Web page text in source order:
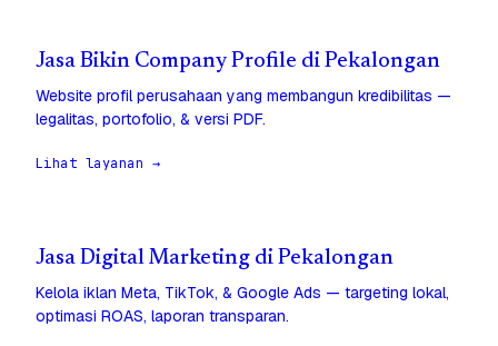
Jasa Bikin Company Profile di Pekalongan
Website profil perusahaan yang membangun kredibilitas —
legalitas, portofolio, & versi PDF.
Lihat layanan →
Jasa Digital Marketing di Pekalongan
Kelola iklan Meta, TikTok, & Google Ads — targeting lokal,
optimasi ROAS, laporan transparan.